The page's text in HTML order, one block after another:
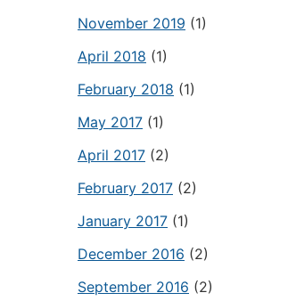
November 2019 (1)
April 2018 (1)
February 2018 (1)
May 2017 (1)
April 2017 (2)
February 2017 (2)
January 2017 (1)
December 2016 (2)
September 2016 (2)